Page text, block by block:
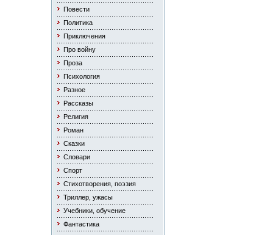
Повести
Политика
Приключения
Про войну
Проза
Психология
Разное
Рассказы
Религия
Роман
Сказки
Словари
Спорт
Стихотворения, поэзия
Триллер, ужасы
Учебники, обучение
Фантастика